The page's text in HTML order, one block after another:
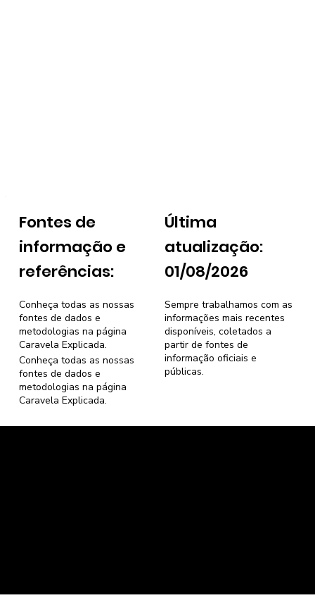
Fontes de
informação e
referências:
Última
atualização:
01/08/2026
Sempre trabalhamos com as
informações mais recentes
disponíveis, coletados a
partir de fontes de
informação oficiais e
públicas.
Conheça todas as nossas
fontes de dados e
metodologias na página
Caravela Explicada.
Conheça todas as nossas
fontes de dados e
metodologias na página
Caravela Explicada.